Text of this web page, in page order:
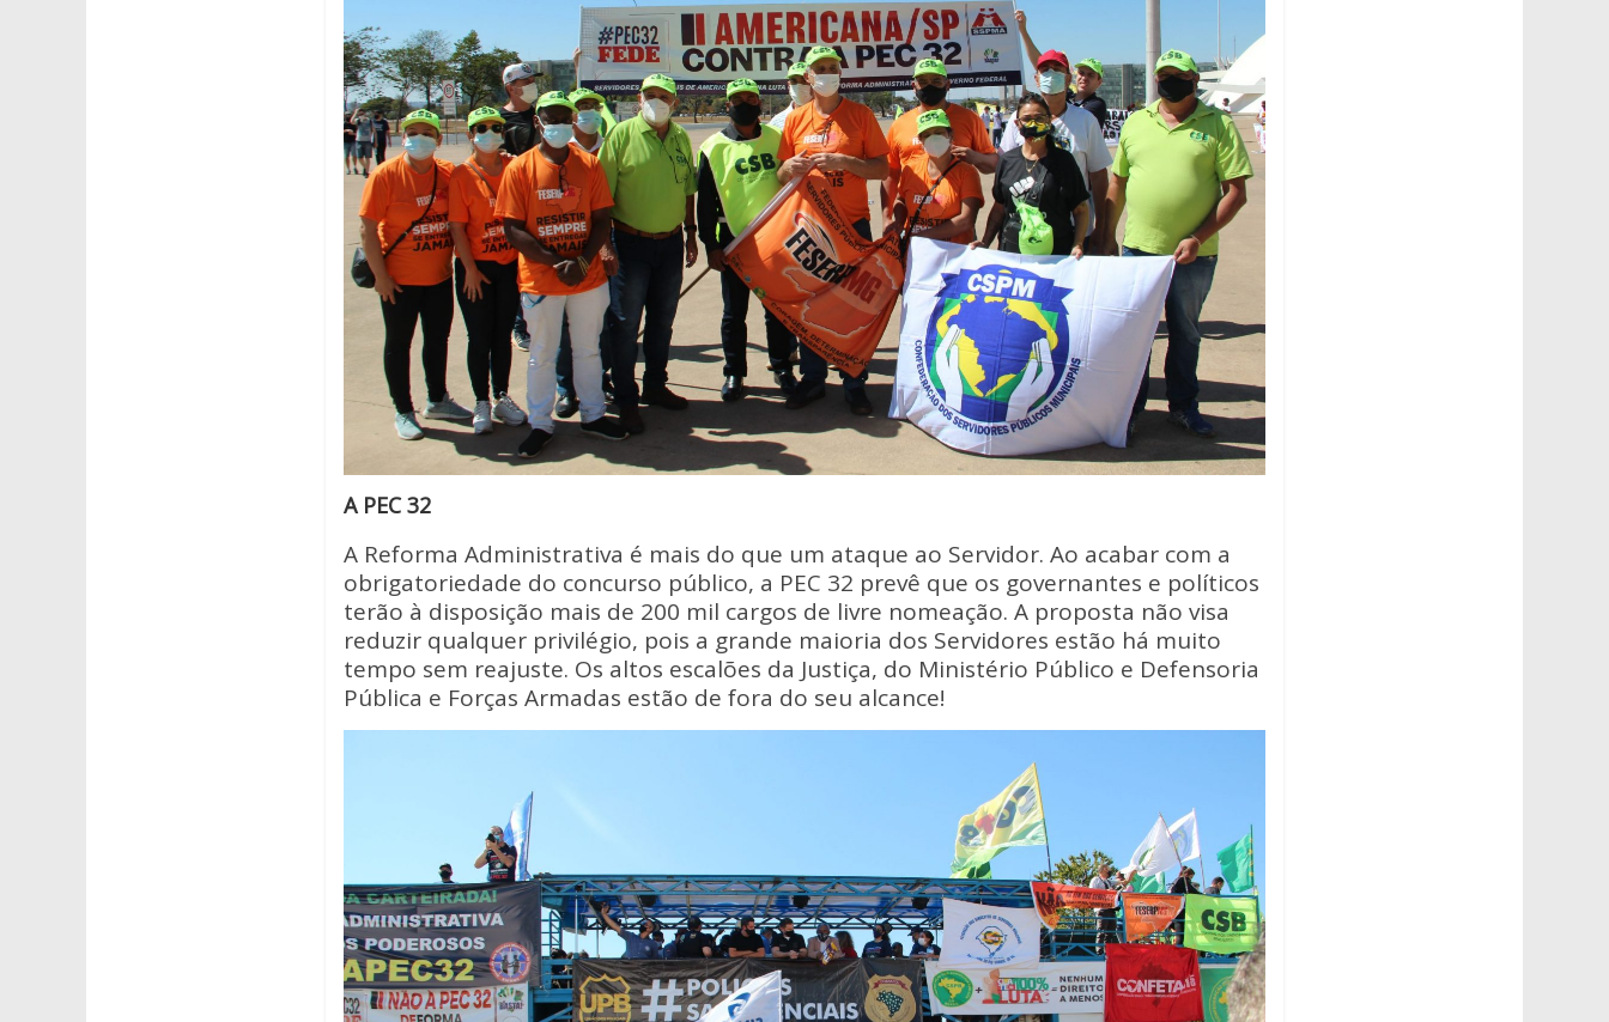
A PEC 32
A Reforma Administrativa é mais do que um ataque ao Servidor. Ao acabar com a
obrigatoriedade do concurso público, a PEC 32 prevê que os governantes e políticos
terão à disposição mais de 200 mil cargos de livre nomeação. A proposta não visa
reduzir qualquer privilégio, pois a grande maioria dos Servidores estão há muito
tempo sem reajuste. Os altos escalões da Justiça, do Ministério Público e Defensoria
Pública e Forças Armadas estão de fora do seu alcance!